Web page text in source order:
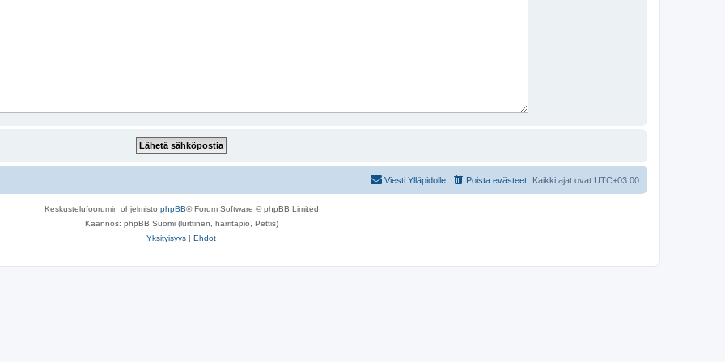
Kaikki ajat ovat UTC+03:00
Poista evästeet
Viesti Ylläpidolle
Keskustelufoorumin ohjelmisto phpBB® Forum Software © phpBB Limited
Käännös: phpBB Suomi (lurttinen, harritapio, Pettis)
Yksityisyys | Ehdot